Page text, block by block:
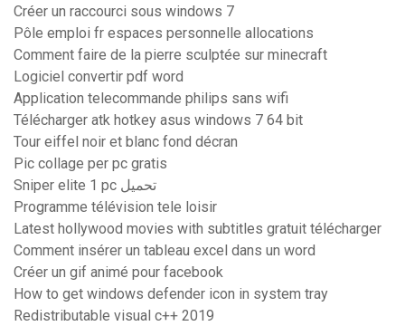
Créer un raccourci sous windows 7
Pôle emploi fr espaces personnelle allocations
Comment faire de la pierre sculptée sur minecraft
Logiciel convertir pdf word
Application telecommande philips sans wifi
Télécharger atk hotkey asus windows 7 64 bit
Tour eiffel noir et blanc fond décran
Pic collage per pc gratis
Sniper elite 1 pc تحميل
Programme télévision tele loisir
Latest hollywood movies with subtitles gratuit télécharger
Comment insérer un tableau excel dans un word
Créer un gif animé pour facebook
How to get windows defender icon in system tray
Redistributable visual c++ 2019